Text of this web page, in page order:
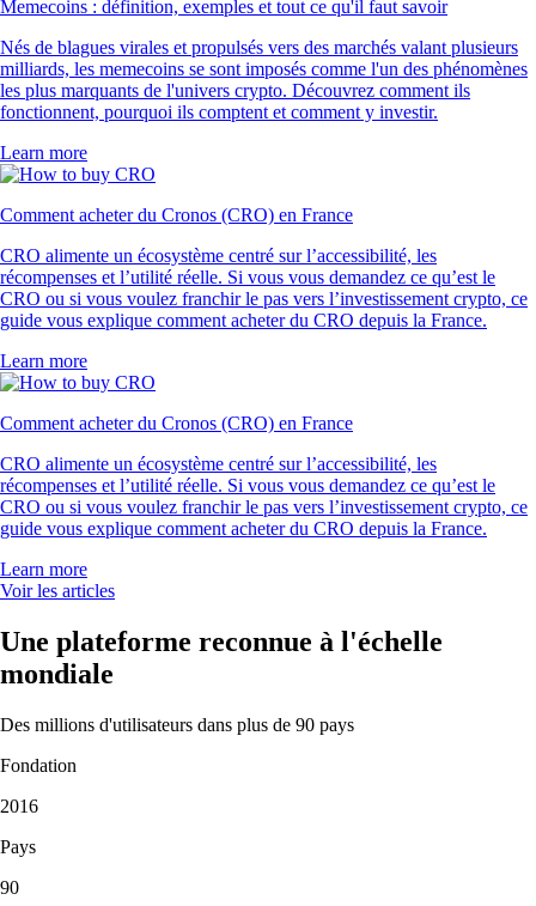
Memecoins : définition, exemples et tout ce qu'il faut savoir
Nés de blagues virales et propulsés vers des marchés valant plusieurs
milliards, les memecoins se sont imposés comme l'un des phénomènes
les plus marquants de l'univers crypto. Découvrez comment ils
fonctionnent, pourquoi ils comptent et comment y investir.
Learn more
Comment acheter du Cronos (CRO) en France
CRO alimente un écosystème centré sur l’accessibilité, les
récompenses et l’utilité réelle. Si vous vous demandez ce qu’est le
CRO ou si vous voulez franchir le pas vers l’investissement crypto, ce
guide vous explique comment acheter du CRO depuis la France.
Learn more
Comment acheter du Cronos (CRO) en France
CRO alimente un écosystème centré sur l’accessibilité, les
récompenses et l’utilité réelle. Si vous vous demandez ce qu’est le
CRO ou si vous voulez franchir le pas vers l’investissement crypto, ce
guide vous explique comment acheter du CRO depuis la France.
Learn more
Voir les articles
Une plateforme reconnue à l'échelle
mondiale
Des millions d'utilisateurs dans plus de 90 pays
Fondation
2016
Pays
90